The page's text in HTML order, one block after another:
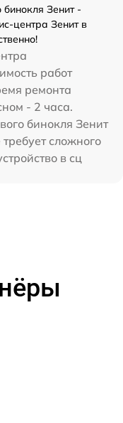
Зенит -
центра Зенит в
работ
ремонта
- 2 часа.
бинокля Зенит
сложного
в сц